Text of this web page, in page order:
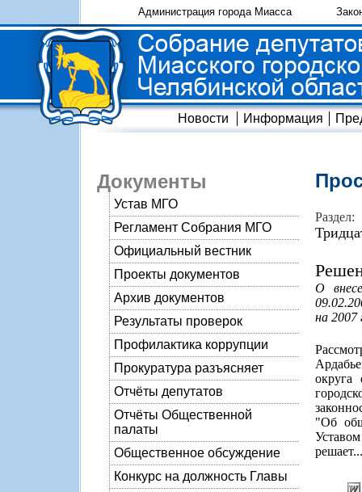
Администрация города Миасса
Новости Информация
Документы
Устав МГО
Регламент Собрания МГО
Официальный вестник
Проекты документов
Архив документов
Результаты проверок
Профилактика коррупции
Прокуратура разъясняет
Отчёты депутатов
Отчёты Общественной
палаты
Общественное обсуждение
Конкурс на должность Главы
Раздел:
О
на 2007
"Об
решает...